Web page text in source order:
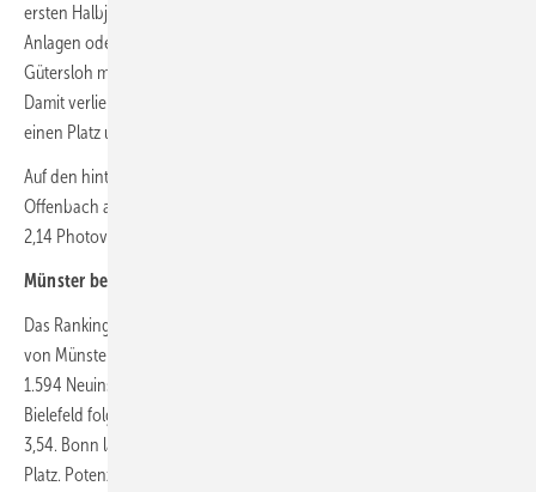
ersten Halbjahr 2024 verzeichnet die Stadt einen Ausbau von 660
Anlagen oder auch eine Quote von 6,27. Auf dem dritten Platz landet
Gütersloh mit 640 Anlagen, beziehungsweise einer Quote von 6,24.
Damit verliert Gütersloh im Vergleich zum Gesamtjahres-Ranking
einen Platz und fällt von Platz zwei auf drei.
Auf den hinteren Plätzen finden sich derweil die Städte Rostock,
Offenbach am Main und Wiesbaden mit Quoten von 1,83, 1,89 und
2,14 Photovoltaikanlagen pro 1.000 Einwohnern.
Münster bei den Großstädten vorn
Das Ranking der zwanzig größten Städte Deutschlands wird derweil
von Münster angeführt – wie bereits im Gesamtjahres-Ranking 2023.
1.594 Neuinstallationen ergeben für die Stadt eine Quote von 4,97.
Bielefeld folgt mit 1.198 Anlagen beziehungsweise einer Quote von
3,54. Bonn landet mit einer Quote von 3,47 auf dem dritten
Platz. Potenzial beim PV-Ausbau besteht vor allem in München (Quote